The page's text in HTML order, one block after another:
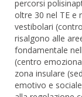
percorsi
oltre 30 nel TE e
vestibolari
risalgono alle
fondamentale
(centro
zona insulare
emotivo e